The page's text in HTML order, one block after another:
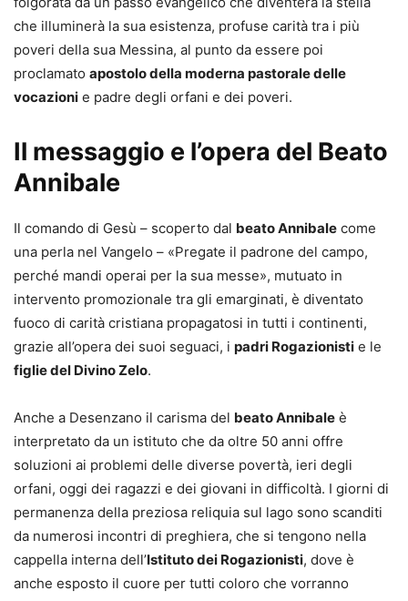
che illuminerà la sua esistenza, profuse carità tra i più
poveri della sua Messina, al punto da essere poi
proclamato apostolo della moderna pastorale delle
vocazioni e padre degli orfani e dei poveri.
Il messaggio e l’opera del Beato
Annibale
Il comando di Gesù – scoperto dal beato Annibale come
una perla nel Vangelo – «Pregate il padrone del campo,
perché mandi operai per la sua messe», mutuato in
intervento promozionale tra gli emarginati, è diventato
fuoco di carità cristiana propagatosi in tutti i continenti,
grazie all’opera dei suoi seguaci, i padri Rogazionisti e le
figlie del Divino Zelo.
Anche a Desenzano il carisma del beato Annibale è
interpretato da un istituto che da oltre 50 anni offre
soluzioni ai problemi delle diverse povertà, ieri degli
orfani, oggi dei ragazzi e dei giovani in difficoltà. I giorni di
permanenza della preziosa reliquia sul lago sono scanditi
da numerosi incontri di preghiera, che si tengono nella
cappella interna dell’Istituto dei Rogazionisti, dove è
anche esposto il cuore per tutti coloro che vorranno